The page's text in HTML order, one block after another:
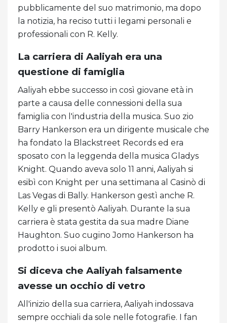
pubblicamente del suo matrimonio, ma dopo
la notizia, ha reciso tutti i legami personali e
professionali con R. Kelly.
La carriera di Aaliyah era una
questione di famiglia
Aaliyah ebbe successo in così giovane età in
parte a causa delle connessioni della sua
famiglia con l'industria della musica. Suo zio
Barry Hankerson era un dirigente musicale che
ha fondato la Blackstreet Records ed era
sposato con la leggenda della musica Gladys
Knight. Quando aveva solo 11 anni, Aaliyah si
esibì con Knight per una settimana al Casinò di
Las Vegas di Bally. Hankerson gestì anche R.
Kelly e gli presentò Aaliyah. Durante la sua
carriera è stata gestita da sua madre Diane
Haughton. Suo cugino Jomo Hankerson ha
prodotto i suoi album.
Si diceva che Aaliyah falsamente
avesse un occhio di vetro
All'inizio della sua carriera, Aaliyah indossava
sempre occhiali da sole nelle fotografie. I fan